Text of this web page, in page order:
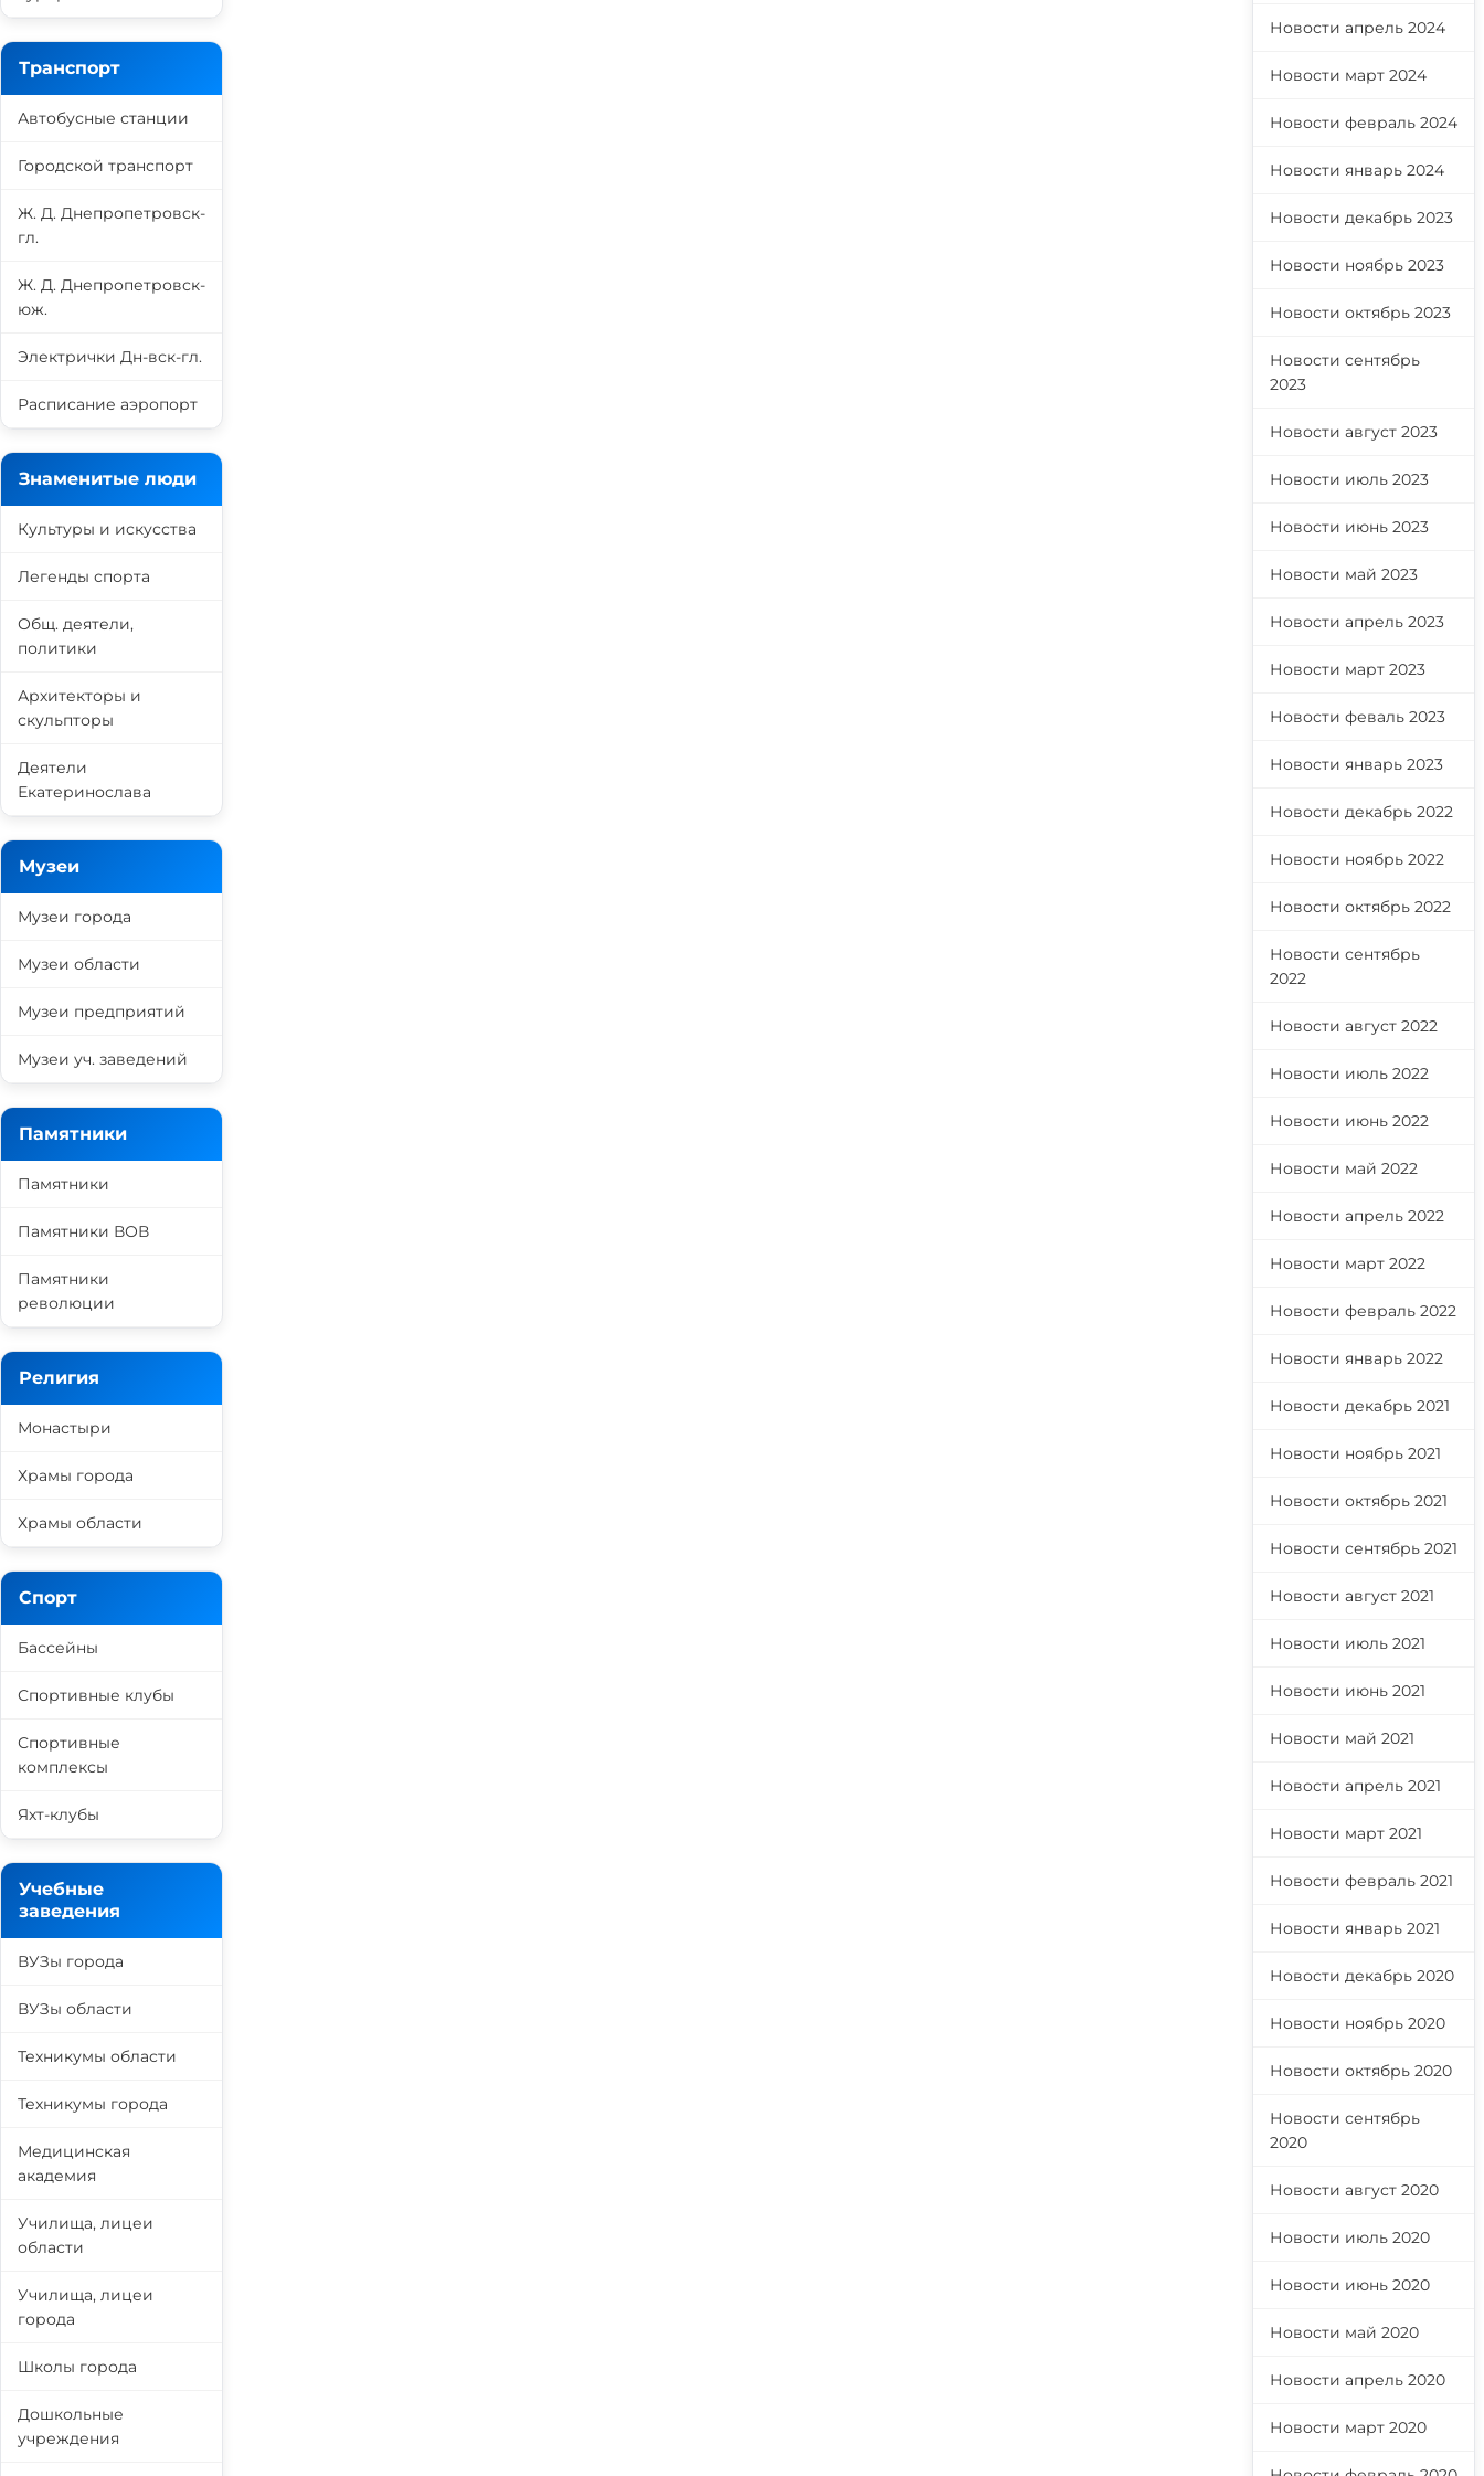
Транспорт
Автобусные станции
Городской транспорт
Ж. Д. Днепропетровск-
гл.
Ж. Д. Днепропетровск-
юж.
Электрички Дн-вск-гл.
Расписание аэропорт
Знаменитые люди
Культуры и искусства
Легенды спорта
Общ. деятели,
политики
Архитекторы и
скульпторы
Деятели
Екатеринослава
Музеи
Музеи города
Музеи области
Музеи предприятий
Музеи уч. заведений
Памятники
Памятники
Памятники ВОВ
Памятники
революции
Религия
Монастыри
Храмы города
Храмы области
Спорт
Бассейны
Спортивные клубы
Спортивные
комплексы
Яхт-клубы
Учебные
заведения
ВУЗы города
ВУЗы области
Техникумы области
Техникумы города
Медицинская
академия
Училища, лицеи
области
Училища, лицеи
города
Школы города
Дошкольные
учреждения
Новости апрель 2024
Новости март 2024
Новости февраль 2024
Новости январь 2024
Новости декабрь 2023
Новости ноябрь 2023
Новости октябрь 2023
Новости сентябрь
2023
Новости август 2023
Новости июль 2023
Новости июнь 2023
Новости май 2023
Новости апрель 2023
Новости март 2023
Новости феваль 2023
Новости январь 2023
Новости декабрь 2022
Новости ноябрь 2022
Новости октябрь 2022
Новости сентябрь
2022
Новости август 2022
Новости июль 2022
Новости июнь 2022
Новости май 2022
Новости апрель 2022
Новости март 2022
Новости февраль 2022
Новости январь 2022
Новости декабрь 2021
Новости ноябрь 2021
Новости октябрь 2021
Новости сентябрь 2021
Новости август 2021
Новости июль 2021
Новости июнь 2021
Новости май 2021
Новости апрель 2021
Новости март 2021
Новости февраль 2021
Новости январь 2021
Новости декабрь 2020
Новости ноябрь 2020
Новости октябрь 2020
Новости сентябрь
2020
Новости август 2020
Новости июль 2020
Новости июнь 2020
Новости май 2020
Новости апрель 2020
Новости март 2020